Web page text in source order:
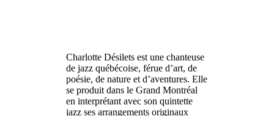
Charlotte Désilets est une chanteuse
de jazz québécoise, férue d’art, de
poésie, de nature et d’aventures. Elle
se produit dans le Grand Montréal
en interprétant avec son quintette
jazz ses arrangements originaux